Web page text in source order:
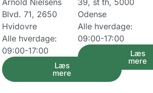
Arnold Nielsens
Blvd. 71, 2650
Hvidovre
Alle hverdage:
09:00-17:00
Læs
mere
39, st th, 5000
Odense
Alle hverdage:
09:00-17:00
Læs
mere